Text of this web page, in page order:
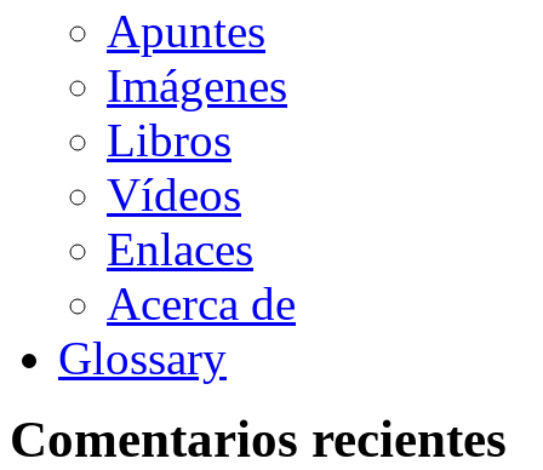
Apuntes
Imágenes
Libros
Vídeos
Enlaces
Acerca de
Glossary
Comentarios recientes